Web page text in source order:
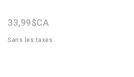
33,99$CA
Sans les taxes